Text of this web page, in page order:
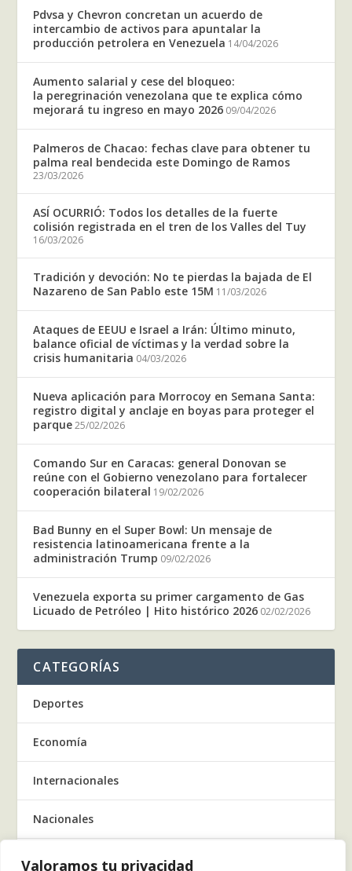
Valoramos tu privacidad
Pdvsa y Chevron concretan un acuerdo de
intercambio de activos para apuntalar la
producción petrolera en Venezuela 14/04/2026
Aumento salarial y cese del bloqueo:
la peregrinación venezolana que te explica cómo
mejorará tu ingreso en mayo 2026 09/04/2026
Palmeros de Chacao: fechas clave para obtener tu
palma real bendecida este Domingo de Ramos
23/03/2026
ASÍ OCURRIÓ: Todos los detalles de la fuerte
colisión registrada en el tren de los Valles del Tuy
16/03/2026
Tradición y devoción: No te pierdas la bajada de El
Nazareno de San Pablo este 15M 11/03/2026
Ataques de EEUU e Israel a Irán: Último minuto,
balance oficial de víctimas y la verdad sobre la
crisis humanitaria 04/03/2026
Nueva aplicación para Morrocoy en Semana Santa:
registro digital y anclaje en boyas para proteger el
parque 25/02/2026
Comando Sur en Caracas: general Donovan se
reúne con el Gobierno venezolano para fortalecer
cooperación bilateral 19/02/2026
Bad Bunny en el Super Bowl: Un mensaje de
resistencia latinoamericana frente a la
administración Trump 09/02/2026
Venezuela exporta su primer cargamento de Gas
Licuado de Petróleo | Hito histórico 2026 02/02/2026
CATEGORÍAS
Deportes
Economía
Internacionales
Nacionales
Regionales